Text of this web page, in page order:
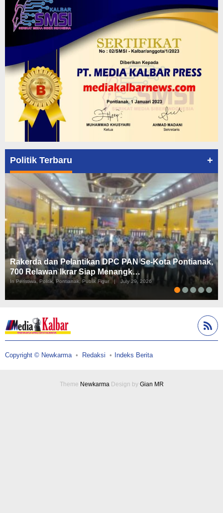
Politik Terbaru +
Rakerda dan Pelantikan DPC PAN Se-Kota Pontianak,
700 Relawan Ikrar Siap Menangk…
In Peristiwa, Politik, Pontianak, Publik Figur July 29, 2026
Copyright © Newkarma Redaksi Indeks Berita
Theme NewkarmaDesign by Gian MR